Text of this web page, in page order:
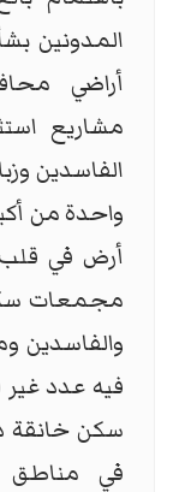
المدونين
أراضي
مشاريع
الفاسدين
واحدة من
أرض في قلب
مجمعات
والفاسدين
فيه عدد غير
سكن خانقة
في مناطق